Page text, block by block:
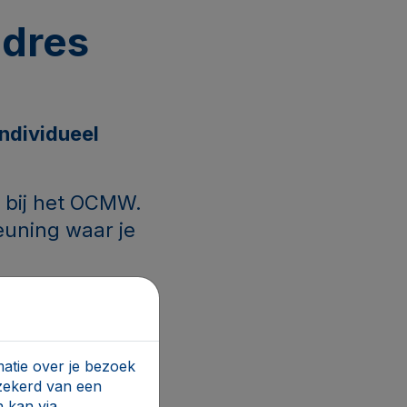
het OCMW.
waar je
over je bezoek
van een